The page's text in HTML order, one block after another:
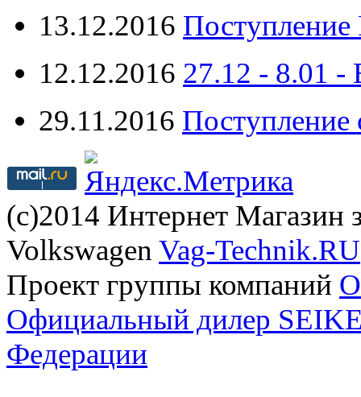
13.12.2016 Поступление
12.12.2016 27.12 -
29.11.2016 Поступление
(с)2014 Интернет Магазин
Volkswagen Vag-Technik.RU
Проект группы компаний
Официальный дилер
Федерации